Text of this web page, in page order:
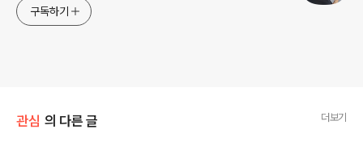
구독하기
관심 의 다른 글 더보기